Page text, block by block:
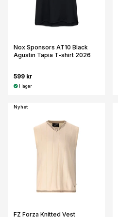
Nox Sponsors AT10 Black
Agustin Tapia T-shirt 2026
599 kr
I lager
Nyhet
FZ Forza Knitted Vest